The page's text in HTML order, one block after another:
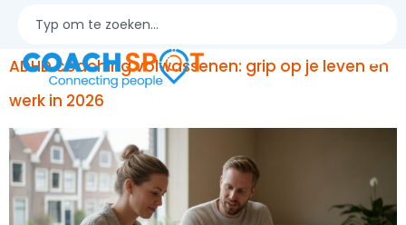
ADHD coaching volwassenen: grip op je leven en
werk in 2026